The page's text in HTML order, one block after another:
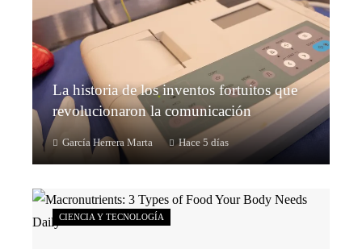
La historia de los inventos fortuitos que
revolucionaron la comunicación
García Herrera Marta Hace 5 días
CIENCIA Y TECNOLOGÍA